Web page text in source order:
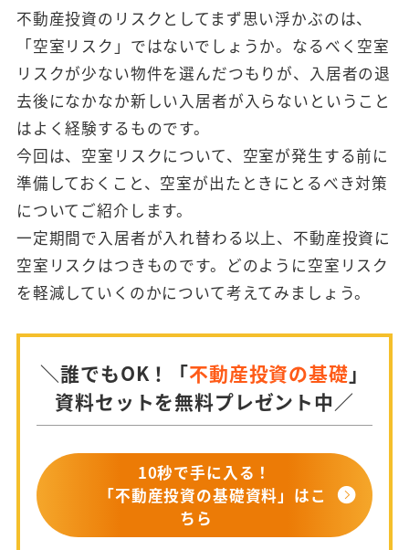
不動産投資のリスクとしてまず思い浮かぶのは、
「空室リスク」ではないでしょうか。なるべく空室
リスクが少ない物件を選んだつもりが、入居者の退
去後になかなか新しい入居者が入らないということ
はよく経験するものです。
今回は、空室リスクについて、空室が発生する前に
準備しておくこと、空室が出たときにとるべき対策
についてご紹介します。
一定期間で入居者が入れ替わる以上、不動産投資に
空室リスクはつきものです。どのように空室リスク
を軽減していくのかについて考えてみましょう。
＼誰でもOK！「不動産投資の基礎 」
資料セットを無料プレゼント中／
10秒で手に入る！
「不動産投資の基礎資料」はこ
ちら